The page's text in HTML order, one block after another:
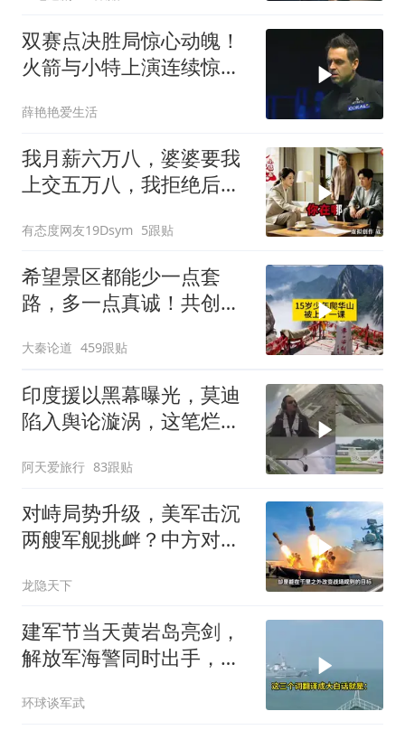
双赛点决胜局惊心动魄！
火箭与小特上演连续惊险
薛艳艳爱生活
我月薪六万八，婆婆要我
上交五万八，我拒绝后她
离婚
有态度网友19Dsym 5跟贴
希望景区都能少一点套
路，多一点真诚！共创良
大秦论道 459跟贴
印度援以黑幕曝光，莫迪
陷入舆论漩涡，这笔烂账
阿天爱旅行 83跟贴
对峙局势升级，美军击沉
两艘军舰挑衅？中方对美
龙隐天下
建军节当天黄岩岛亮剑，
解放军海警同时出手，菲
环球谈军武